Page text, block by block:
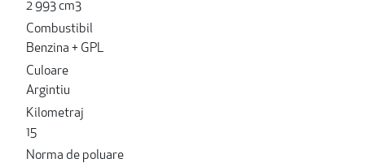
2 993 cm3
Combustibil
Benzina + GPL
Culoare
Argintiu
Kilometraj
15
Norma de poluare